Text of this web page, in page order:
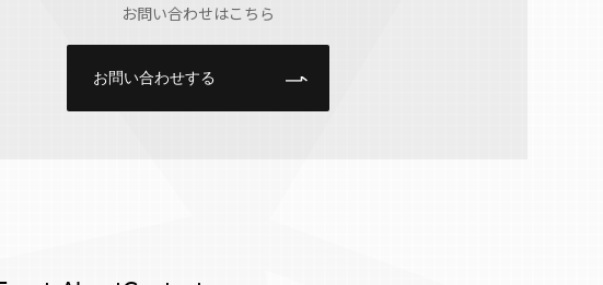
お問い合わせはこちら
お問い合わせする